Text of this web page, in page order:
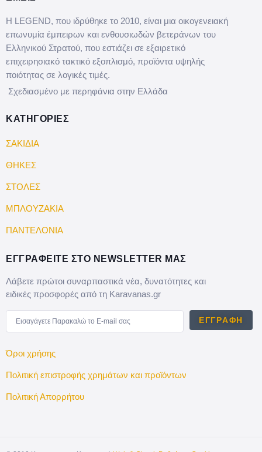
Η LEGEND, που ιδρύθηκε το 2010, είναι μια οικογενειακή
επωνυμία έμπειρων και ενθουσιωδών βετεράνων του
Ελληνικού Στρατού, που εστιάζει σε εξαιρετικό
επιχειρησιακό τακτικό εξοπλισμό, προϊόντα υψηλής
ποιότητας σε λογικές τιμές.
Σχεδιασμένο με περηφάνια στην Ελλάδα
ΚΑΤΗΓΟΡΙΕΣ
ΣΑΚΙΔΙΑ
ΘΗΚΕΣ
ΣΤΟΛΕΣ
ΜΠΛΟΥΖΑΚΙΑ
ΠΑΝΤΕΛΟΝΙΑ
ΕΓΓΡΑΦΕΙΤΕ ΣΤΟ NEWSLETTER ΜΑΣ
Λάβετε πρώτοι συναρπαστικά νέα, δυνατότητες και
ειδικές προσφορές από τη Karavanas.gr
ΕΓΓΡΑΦΉ
Όροι χρήσης
Πολιτική επιστροφής χρημάτων και προϊόντων
Πολιτική Απορρήτου